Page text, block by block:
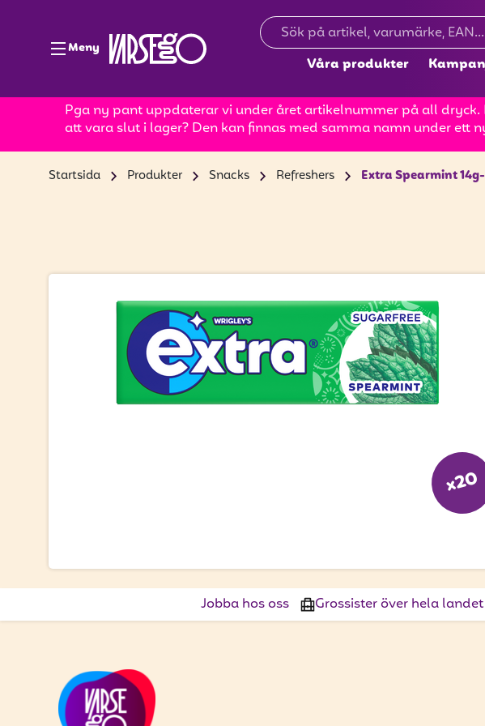
Meny
Våra produkter
Pga ny pant uppdaterar vi under året artikelnummer på all
att vara slut i lager? Den kan finnas med samma namn under
Startsida Produkter Snacks Refreshers Extra Spearmint
x20
Jobba hos oss Grossister över hela landet